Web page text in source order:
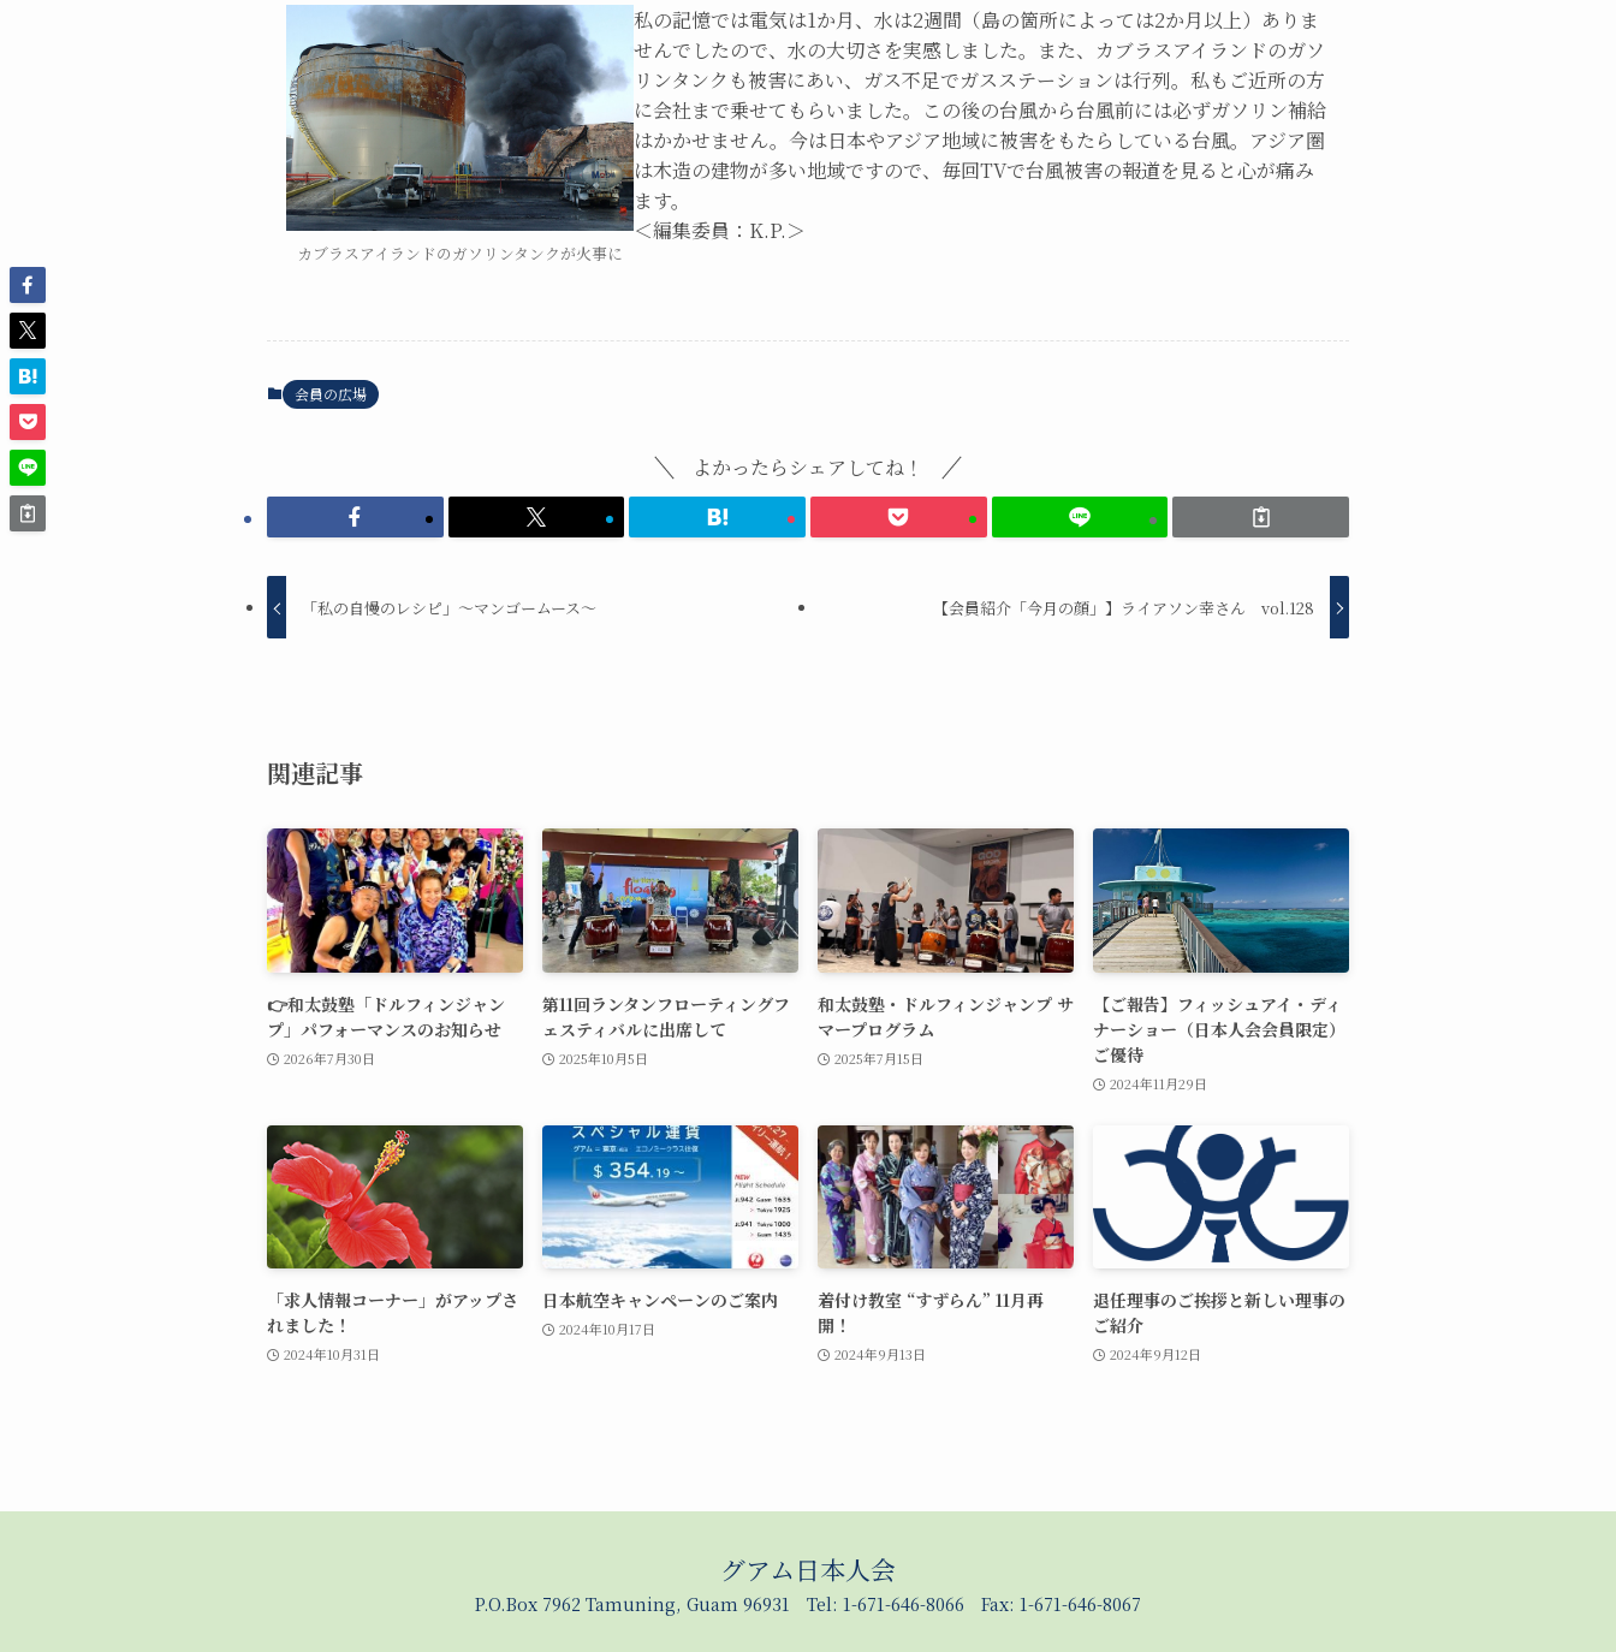
カブラスアイランドのガソリンタンクが火事に
私の記憶では電気は1か月、水は2週間（島の箇所によっては2か月以上）ありま
せんでしたので、水の大切さを実感しました。また、カブラスアイランドのガソ
リンタンクも被害にあい、ガス不足でガスステーションは行列。私もご近所の方
に会社まで乗せてもらいました。この後の台風から台風前には必ずガソリン補給
はかかせません。今は日本やアジア地域に被害をもたらしている台風。アジア圏
は木造の建物が多い地域ですので、毎回TVで台風被害の報道を見ると心が痛み
ます。
＜編集委員：K.P.＞
会員の広場
よかったらシェアしてね！
「私の自慢のレシピ」〜マンゴームース〜 【会員紹介「今月の顔」】ライアソン幸さん vol.128
関連記事
👉和太鼓塾「ドルフィンジャン
プ」パフォーマンスのお知らせ
2026年7月30日
第11回ランタンフローティングフ
ェスティバルに出席して
2025年10月5日
和太鼓塾・ドルフィンジャンプ サ
マープログラム
2025年7月15日
【ご報告】フィッシュアイ・ディ
ナーショー（日本人会会員限定）
ご優待
2024年11月29日
「求人情報コーナー」がアップさ
れました！
2024年10月31日
日本航空キャンペーンのご案内
2024年10月17日
着付け教室 “すずらん” 11月再
開！
2024年9月13日
退任理事のご挨拶と新しい理事の
ご紹介
2024年9月12日
グアム日本人会
P.O.Box 7962 Tamuning, Guam 96931 Tel: 1-671-646-8066 Fax: 1-671-646-8067